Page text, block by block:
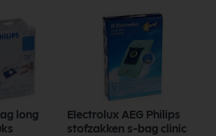
long
Electrolux AEG Philips
stofzakken s-bag clinic